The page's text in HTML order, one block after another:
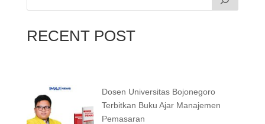
RECENT POST
Dosen Universitas Bojonegoro
Terbitkan Buku Ajar Manajemen
Pemasaran